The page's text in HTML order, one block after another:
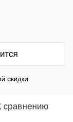
скидки
сравнению